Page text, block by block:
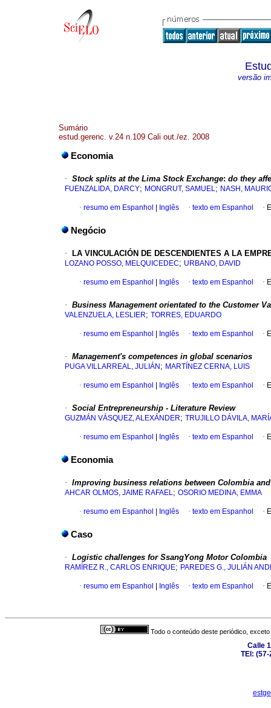
versão
Sumário
estud.gerenc. v.24 n.109 Cali out./ez. 2008
Economia
· Stock splits at the Lima Stock Exchange: do they
FUENZALIDA, DARCY; MONGRUT, SAMUEL; NASH,
· resumo em Espanhol Inglês · texto em Espanhol ·
Negócio
· LA VINCULACIÓN DE DESCENDIENTES A LA
LOZANO POSSO, MELQUICEDEC; URBANO, DAVID
· resumo em Espanhol Inglês · texto em Espanhol ·
· Business Management orientated to the Customer
VALENZUELA, LESLIER; TORRES, EDUARDO
· resumo em Espanhol Inglês · texto em Espanhol ·
· Management's competences in global scenarios
PUGA VILLARREAL, JULIÁN ; MARTÍNEZ CERNA, LUIS
· resumo em Espanhol Inglês · texto em Espanhol ·
· Social Entrepreneurship - Literature Review
GUZMÁN VÁSQUEZ, ALEXÁNDER; TRUJILLO DÁVILA,
· resumo em Espanhol Inglês · texto em Espanhol ·
Economia
· Improving business relations between Colombia
AHCAR OLMOS, JAIME RAFAEL; OSORIO MEDINA, EMMA
· resumo em Espanhol Inglês · texto em Espanhol ·
Caso
· Logistic challenges for SsangYong Motor Colombia
RAMÍREZ R., CARLOS ENRIQUE; PAREDES G., JULIÁN
· resumo em Espanhol Inglês · texto em Espanhol ·
Todo o conteúdo deste periódico,
Calle
TEl: